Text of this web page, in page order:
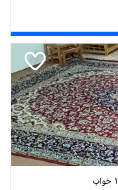
1 خواب